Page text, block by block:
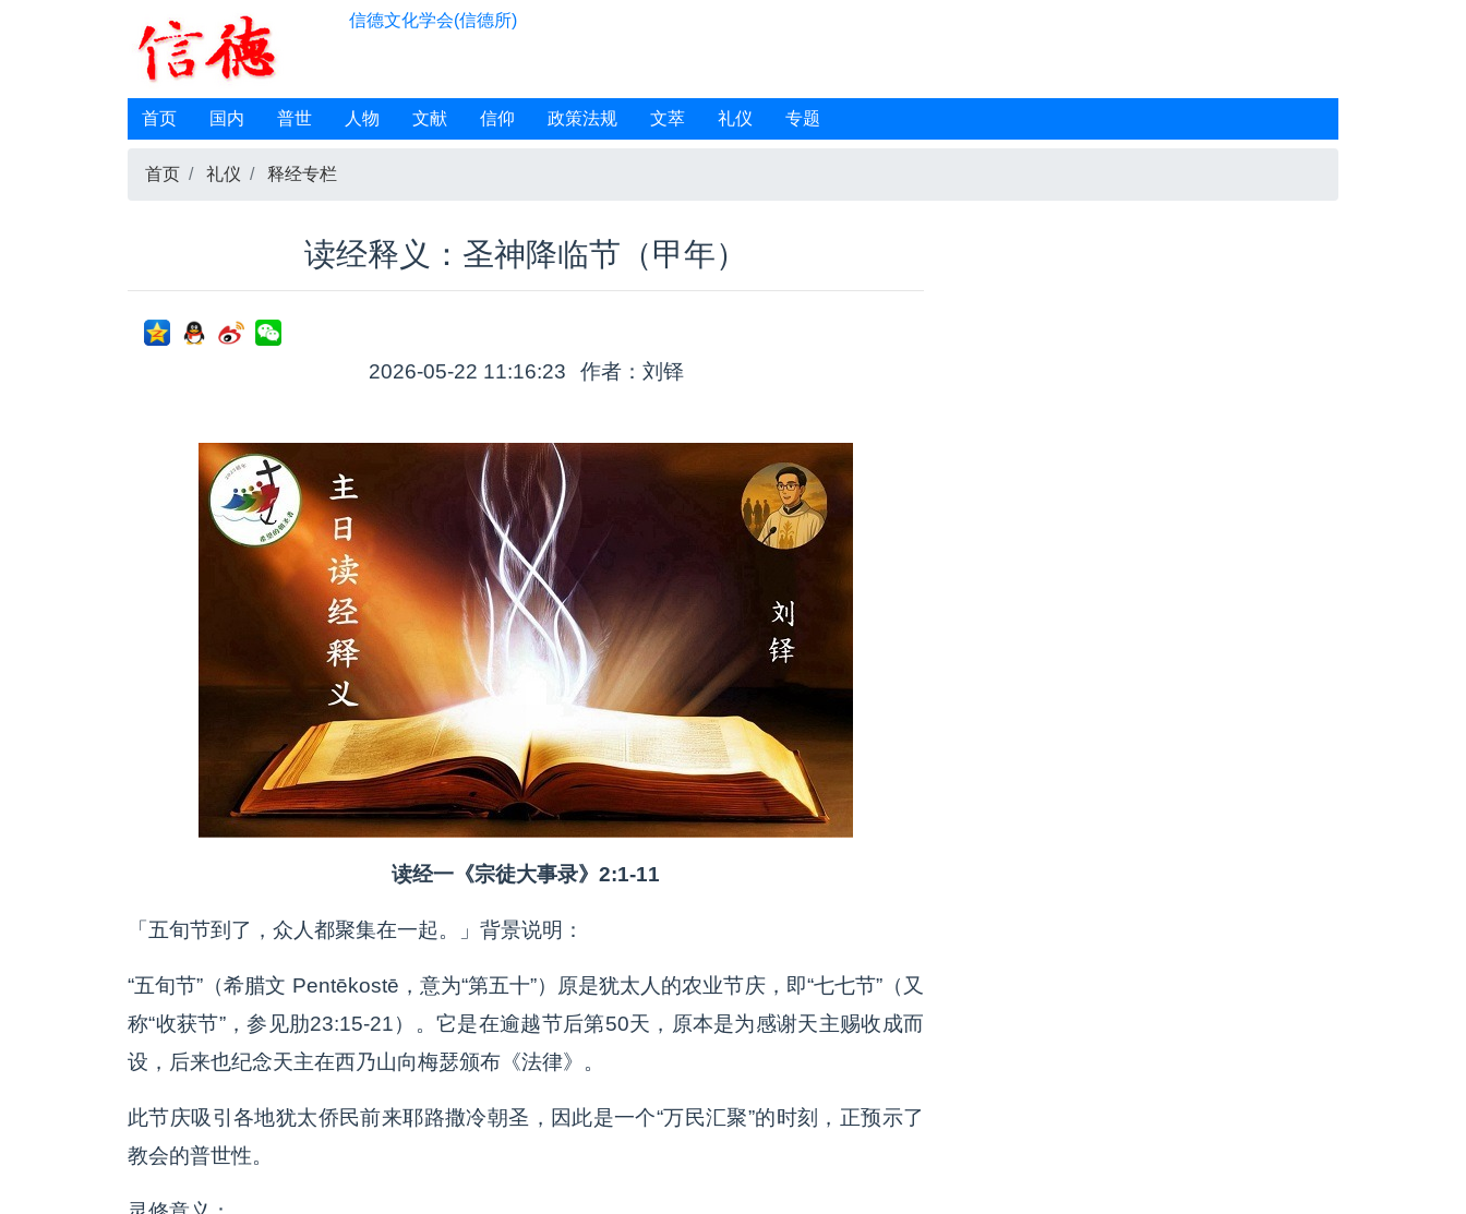
信德文化学会(信德所)
首页 国内 普世 人物 文献 信仰 政策法规 文萃 礼仪 专题
首页 礼仪 释经专栏
读经释义：圣神降临节（甲年）
2026-05-22 11:16:23 作者：刘铎
读经一《宗徒大事录》2:1-11
「五旬节到了，众人都聚集在一起。」背景说明：
“五旬节”（希腊文 Pentēkostē，意为“第五十”）原是犹太人的农业节庆，即“七七节”（又
称“收获节”，参见肋23:15-21）。它是在逾越节后第50天，原本是为感谢天主赐收成而
设，后来也纪念天主在西乃山向梅瑟颁布《法律》。
此节庆吸引各地犹太侨民前来耶路撒冷朝圣，因此是一个“万民汇聚”的时刻，正预示了
教会的普世性。